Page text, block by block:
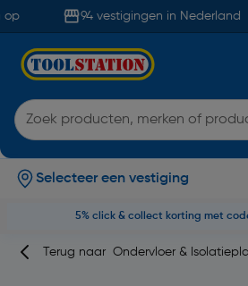
94 vestigingen in Nederland
Selecteer een vestiging
5% click & collect korting met code
Terug naar Ondervloer &